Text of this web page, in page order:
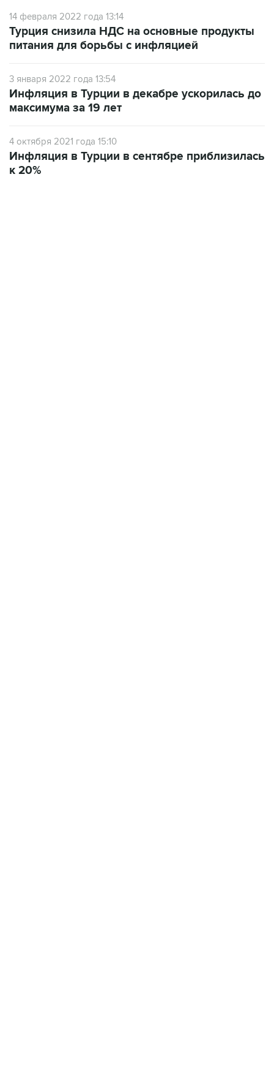
14 февраля 2022 года 13:14
Турция снизила НДС на основные продукты
питания для борьбы с инфляцией
3 января 2022 года 13:54
Инфляция в Турции в декабре ускорилась до
максимума за 19 лет
4 октября 2021 года 15:10
Инфляция в Турции в сентябре приблизилась
к 20%